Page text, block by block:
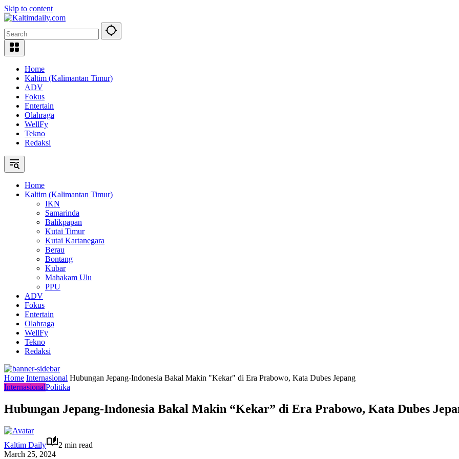
Skip to content
Home
Kaltim (Kalimantan Timur)
ADV
Fokus
Entertain
Olahraga
WellFy
Tekno
Redaksi
Home
Kaltim (Kalimantan Timur)
IKN
Samarinda
Balikpapan
Kutai Timur
Kutai Kartanegara
Berau
Bontang
Kubar
Mahakam Ulu
PPU
ADV
Fokus
Entertain
Olahraga
WellFy
Tekno
Redaksi
Home Internasional Hubungan Jepang-Indonesia Bakal Makin "Kekar" di Era Prabowo, Kata Dubes Jepang
InternasionalPolitika
Hubungan Jepang-Indonesia Bakal Makin “Kekar” di Era Prabowo, Kata Dubes
Kaltim Daily
2 min read
March 25, 2024